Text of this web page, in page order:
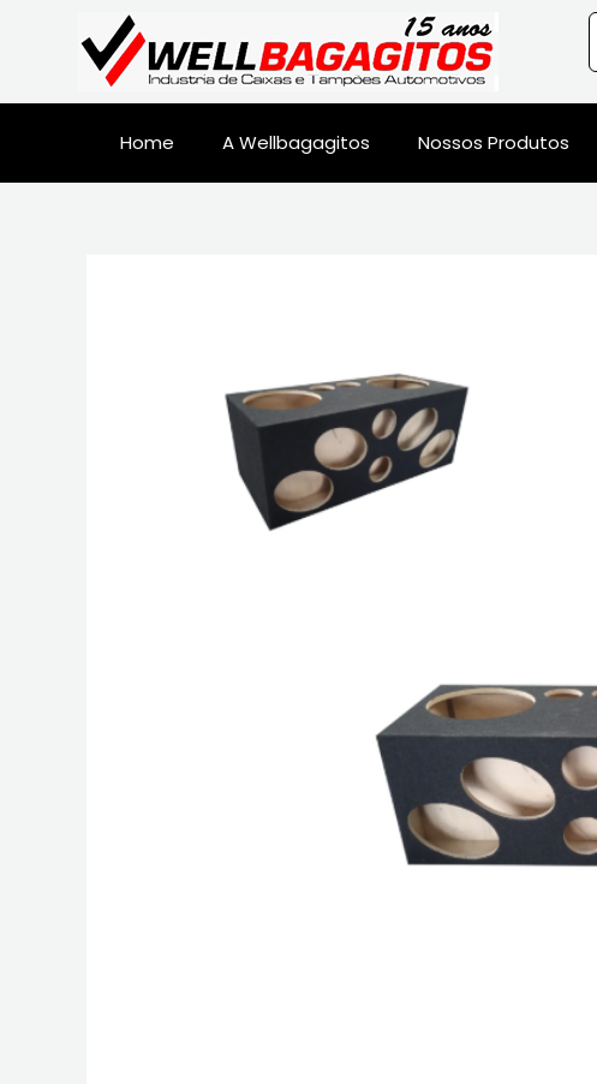
Home A Wellbagagitos Nossos Produtos